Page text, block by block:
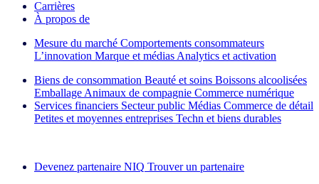
Carrières
À propos de
Mesure du marché Comportements consommateurs
L’innovation Marque et médias Analytics et activation
Biens de consommation Beauté et soins Boissons alcoolisées
Emballage Animaux de compagnie Commerce numérique
Services financiers Secteur public Médias Commerce de détail
Petites et moyennes entreprises Techn et biens durables
Devenez partenaire NIQ Trouver un partenaire